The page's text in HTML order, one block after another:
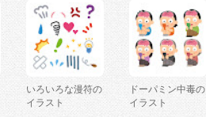
いろいろな漫符の
イラスト
ドーパミン中毒の
イラスト